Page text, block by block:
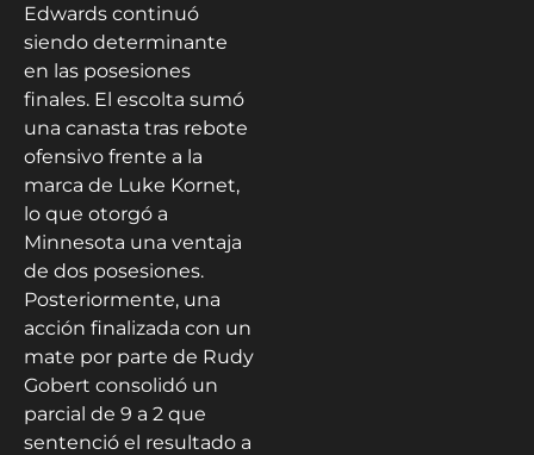
Edwards continuó
siendo determinante
en las posesiones
finales. El escolta sumó
una canasta tras rebote
ofensivo frente a la
marca de Luke Kornet,
lo que otorgó a
Minnesota una ventaja
de dos posesiones.
Posteriormente, una
acción finalizada con un
mate por parte de Rudy
Gobert consolidó un
parcial de 9 a 2 que
sentenció el resultado a